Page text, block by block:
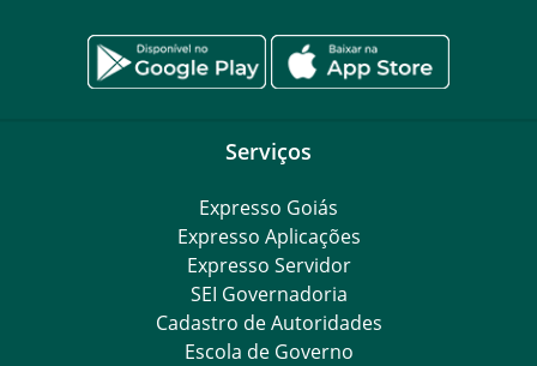
Serviços
Expresso Goiás
Expresso Aplicações
Expresso Servidor
SEI Governadoria
Cadastro de Autoridades
Escola de Governo